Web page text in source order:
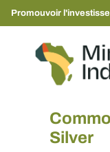
Promouvoir
Silver